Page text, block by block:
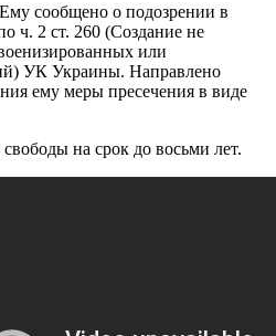
сообщено о подозрении в
ч. 2 ст. 260 (Создание не
или
УК Украины. Направлено
ему меры пресечения в виде
на срок до восьми лет.